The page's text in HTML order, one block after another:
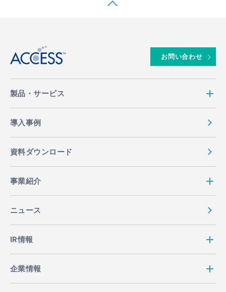
お問い合わせ
製品・サービス
導入事例
資料ダウンロード
事業紹介
ニュース
IR情報
企業情報